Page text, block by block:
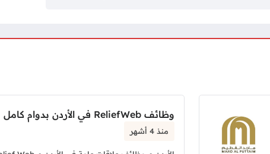
وظائف ReliefWeb في الأردن بدوام كامل
منذ 4 أشهر